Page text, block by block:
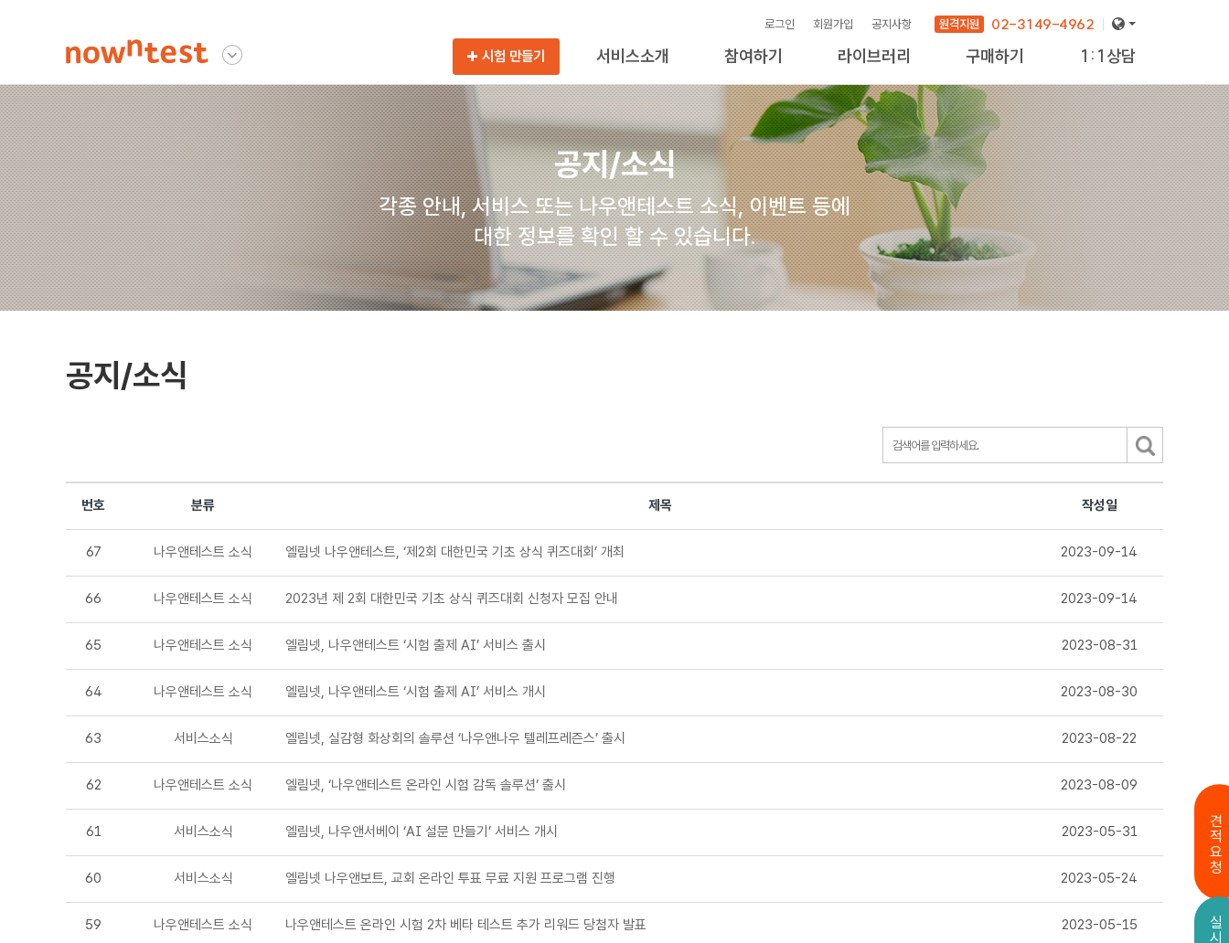
다른사이트 보기
로그인 회원가입 공지사항 원격지원
02-3149-4962
시험 만들기
서비스소개 참여하기 라이브러리 구매하기 1:1상담
공지/소식
각종 안내, 서비스 또는 나우앤테스트 소식, 이벤트 등에
대한 정보를 확인 할 수 있습니다.
공지/소식
번호 분류 제목 작성일
67 나우앤테스트 소식 엘림넷 나우앤테스트, ‘제2회 대한민국 기초 상식 퀴즈대회’ 개최 2023-09-14
66 나우앤테스트 소식 2023년 제 2회 대한민국 기초 상식 퀴즈대회 신청자 모집 안내 2023-09-14
65 나우앤테스트 소식 엘림넷, 나우앤테스트 ‘시험 출제 AI’ 서비스 출시 2023-08-31
64 나우앤테스트 소식 엘림넷, 나우앤테스트 ‘시험 출제 AI’ 서비스 개시 2023-08-30
63 서비스소식 엘림넷, 실감형 화상회의 솔루션 ‘나우앤나우 텔레프레즌스’ 출시 2023-08-22
62 나우앤테스트 소식 엘림넷, ‘나우앤테스트 온라인 시험 감독 솔루션’ 출시 2023-08-09
61 서비스소식 엘림넷, 나우앤서베이 ‘AI 설문 만들기’ 서비스 개시 2023-05-31
60 서비스소식 엘림넷 나우앤보트, 교회 온라인 투표 무료 지원 프로그램 진행 2023-05-24
59 나우앤테스트 소식 나우앤테스트 온라인 시험 2차 베타 테스트 추가 리워드 당첨자 발표 2023-05-15
견적요청